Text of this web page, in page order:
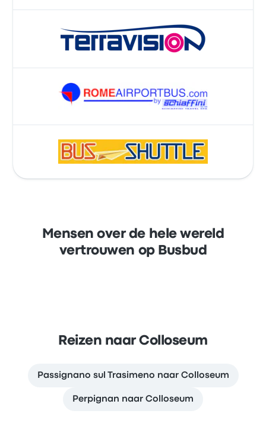
Mensen over de hele wereld
vertrouwen op Busbud
Reizen naar Colloseum
Passignano sul Trasimeno naar Colloseum
Perpignan naar Colloseum